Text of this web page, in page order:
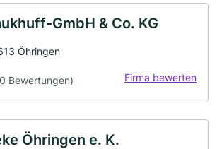
GmbH & Co. KG
Öhringen
Bewertungen) Firma bewerten
Öhringen e. K.